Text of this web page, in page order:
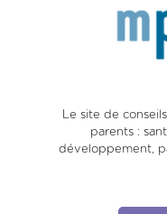
Le site de
parents :
développement,